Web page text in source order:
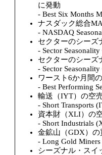
に発動
- Best Six Months
ナスダック総合
- NASDAQ
セクターのシーズ
- Sector
セクターのシーズ
- Sector Seasonality
ワースト6か月間
- Best Performing
輸送（IYT）の空
- Short Transports
資本財（XLI）の
- Short Industrials
金鉱山（GDX）の
- Long Gold
シーズナル・スイ